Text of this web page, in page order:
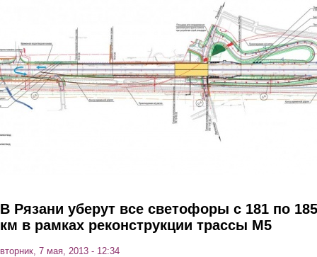
В Рязани уберут все светофоры с 181 по 185
км в рамках реконструкции трассы М5
вторник, 7 мая, 2013 - 12:34